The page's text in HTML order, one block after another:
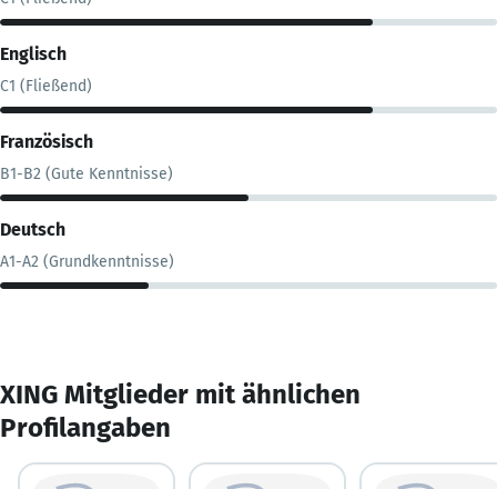
Englisch
C1 (Fließend)
Französisch
B1-B2 (Gute Kenntnisse)
Deutsch
A1-A2 (Grundkenntnisse)
XING Mitglieder mit ähnlichen
Profilangaben